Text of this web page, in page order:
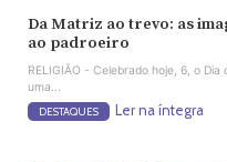
Da Matriz ao trevo: as
ao padroeiro
RELIGIÃO - Celebrado hoje, 6, o
uma...
DESTAQUES Ler na íntegra